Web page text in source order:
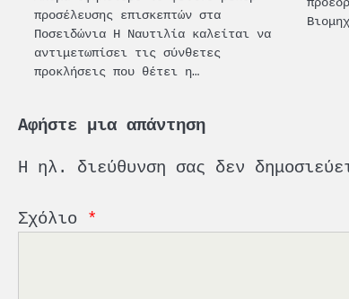
προσέλευσης επισκεπτών στα
Ποσειδώνια Η Ναυτιλία καλείται να
αντιμετωπίσει τις σύνθετες
προκλήσεις που θέτει η…
Αφήστε μια απάντηση
Η ηλ. διεύθυνση σας δεν
Σχόλιο *